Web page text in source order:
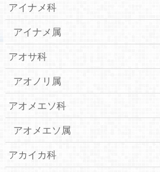
アイナメ科
アイナメ属
アオサ科
アオノリ属
アオメエソ科
アオメエソ属
アカイカ科